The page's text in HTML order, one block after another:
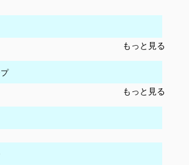
もっと見る
もっと見る